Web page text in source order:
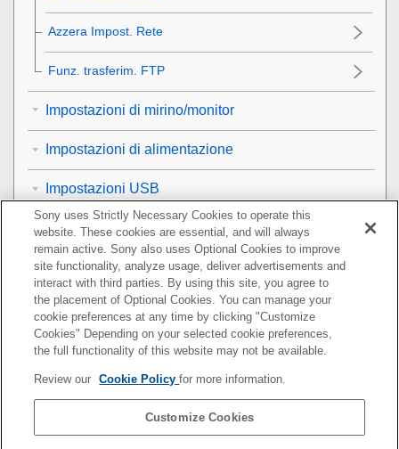
Azzera Impost. Rete
Funz. trasferim. FTP
Impostazioni di mirino/monitor
Impostazioni di alimentazione
Impostazioni USB
Impostazioni di uscita esterna
Impostazioni generali
Funzioni disponibili con uno smartphone
Uso di un computer
Utilizzo del servizio cloud
Sony uses Strictly Necessary Cookies to operate this
website. These cookies are essential, and will always
remain active. Sony also uses Optional Cookies to improve
site functionality, analyze usage, deliver advertisements and
interact with third parties. By using this site, you agree to
the placement of Optional Cookies. You can manage your
cookie preferences at any time by clicking "Customize
Cookies" Depending on your selected cookie preferences,
the full functionality of this website may not be available.
Review our Cookie Policyfor more information.
Customize Cookies